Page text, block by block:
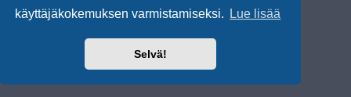
käyttäjäkokemuksen varmistamiseksi.
Lue lisää
Selvä!